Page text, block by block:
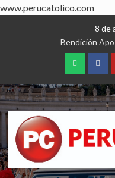
www.perucatolico.com
8 de
Bendición
WhatsApp